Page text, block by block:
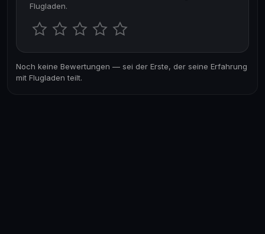
Flugladen.
Noch keine Bewertungen — sei der Erste, der seine Erfahrung
mit Flugladen teilt.